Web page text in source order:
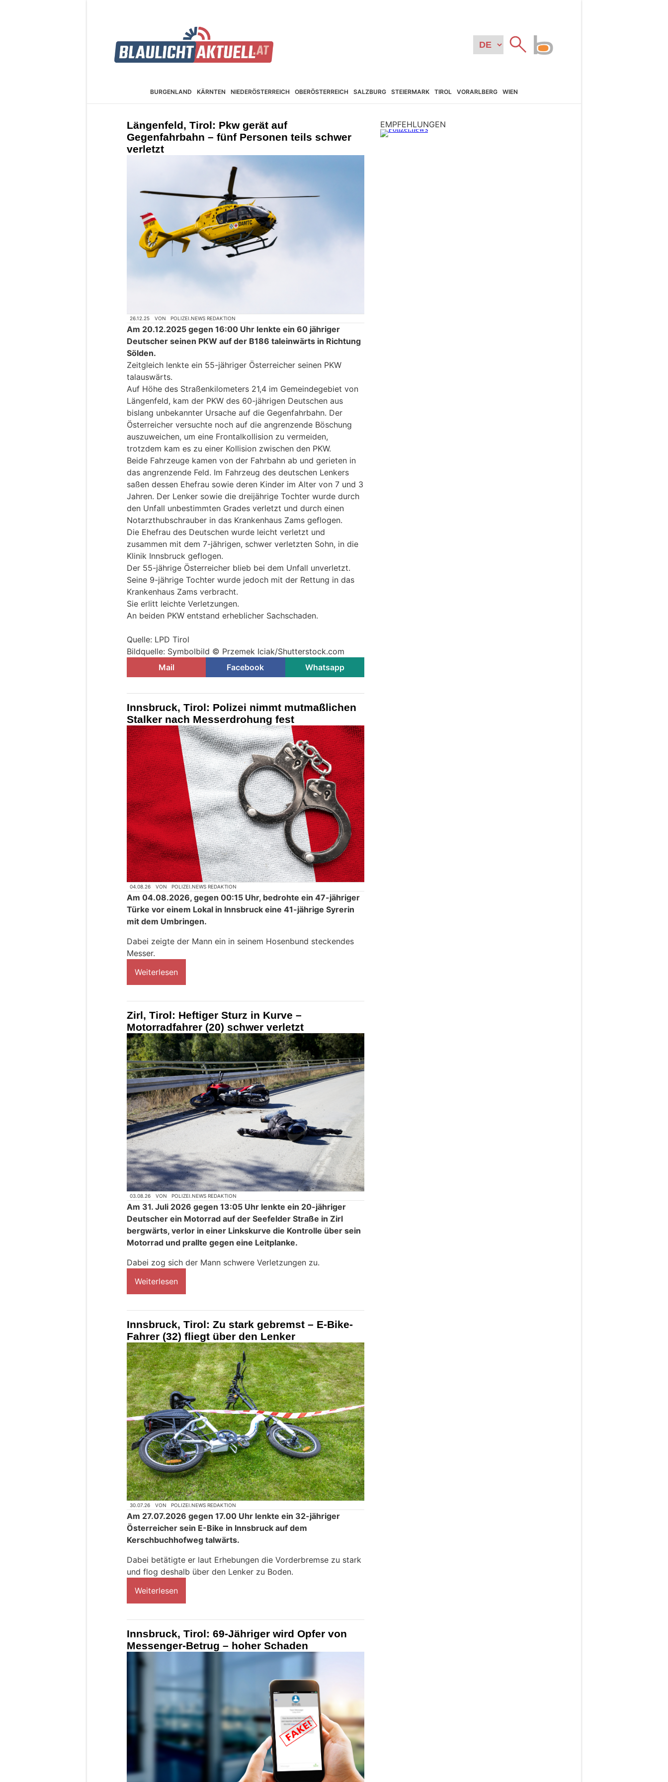
BURGEN­LAND KÄRNTEN NIEDER­ÖSTERREICH OBER­ÖSTERREICH SALZBURG STEIER­MARK TIROL VORARL­BERG WIEN
Längenfeld, Tirol: Pkw gerät auf
Gegenfahrbahn – fünf Personen teils schwer
verletzt
26.12.25 VON POLIZEI.NEWS REDAKTION
Am 20.12.2025 gegen 16:00 Uhr lenkte ein 60 jähriger
Deutscher seinen PKW auf der B186 taleinwärts in Richtung
Sölden.
Zeitgleich lenkte ein 55-jähriger Österreicher seinen PKW
talauswärts.
Auf Höhe des Straßenkilometers 21,4 im Gemeindegebiet von
Längenfeld, kam der PKW des 60-jährigen Deutschen aus
bislang unbekannter Ursache auf die Gegenfahrbahn. Der
Österreicher versuchte noch auf die angrenzende Böschung
auszuweichen, um eine Frontalkollision zu vermeiden,
trotzdem kam es zu einer Kollision zwischen den PKW.
Beide Fahrzeuge kamen von der Fahrbahn ab und gerieten in
das angrenzende Feld. Im Fahrzeug des deutschen Lenkers
saßen dessen Ehefrau sowie deren Kinder im Alter von 7 und 3
Jahren. Der Lenker sowie die dreijährige Tochter wurde durch
den Unfall unbestimmten Grades verletzt und durch einen
Notarzthubschrauber in das Krankenhaus Zams geflogen.
Die Ehefrau des Deutschen wurde leicht verletzt und
zusammen mit dem 7-jährigen, schwer verletzten Sohn, in die
Klinik Innsbruck geflogen.
Der 55-jährige Österreicher blieb bei dem Unfall unverletzt.
Seine 9-jährige Tochter wurde jedoch mit der Rettung in das
Krankenhaus Zams verbracht.
Sie erlitt leichte Verletzungen.
An beiden PKW entstand erheblicher Sachschaden.
Quelle: LPD Tirol
Bildquelle: Symbolbild © Przemek Iciak/Shutterstock.com
Mail
Facebook Whatsapp
Innsbruck, Tirol: Polizei nimmt mutmaßlichen
Stalker nach Messerdrohung fest
04.08.26 VON POLIZEI.NEWS REDAKTION
Am 04.08.2026, gegen 00:15 Uhr, bedrohte ein 47-jähriger
Türke vor einem Lokal in Innsbruck eine 41-jährige Syrerin
mit dem Umbringen.
Dabei zeigte der Mann ein in seinem Hosenbund steckendes
Messer.
Weiterlesen
Zirl, Tirol: Heftiger Sturz in Kurve –
Motorradfahrer (20) schwer verletzt
03.08.26 VON POLIZEI.NEWS REDAKTION
Am 31. Juli 2026 gegen 13:05 Uhr lenkte ein 20-jähriger
Deutscher ein Motorrad auf der Seefelder Straße in Zirl
bergwärts, verlor in einer Linkskurve die Kontrolle über sein
Motorrad und prallte gegen eine Leitplanke.
Dabei zog sich der Mann schwere Verletzungen zu.
Weiterlesen
Innsbruck, Tirol: Zu stark gebremst – E-Bike-
Fahrer (32) fliegt über den Lenker
30.07.26 VON POLIZEI.NEWS REDAKTION
Am 27.07.2026 gegen 17.00 Uhr lenkte ein 32-jähriger
Österreicher sein E-Bike in Innsbruck auf dem
Kerschbuchhofweg talwärts.
Dabei betätigte er laut Erhebungen die Vorderbremse zu stark
und flog deshalb über den Lenker zu Boden.
Weiterlesen
Innsbruck, Tirol: 69-Jähriger wird Opfer von
Messenger-Betrug – hoher Schaden
EMPFEHLUNGEN